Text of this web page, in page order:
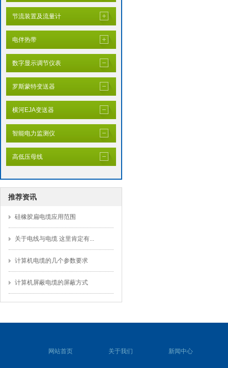
节流装置及流量计
电伴热带
数字显示调节仪表
罗斯蒙特变送器
横河EJA变送器
智能电力监测仪
高低压母线
推荐资讯
硅橡胶扁电缆应用范围
关于电线与电缆 这里肯定有...
计算机电缆的几个参数要求
计算机屏蔽电缆的屏蔽方式
网站首页 关于我们 新闻中心